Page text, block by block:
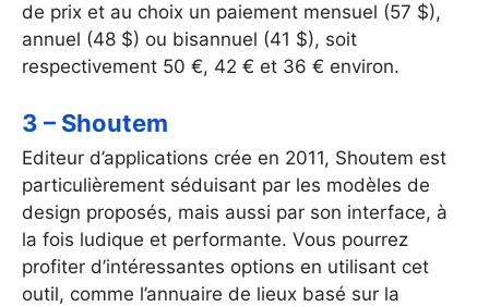
de prix et au choix un paiement mensuel (57 $),
annuel (48 $) ou bisannuel (41 $), soit
respectivement 50 €, 42 € et 36 € environ.
3 – Shoutem
Editeur d’applications crée en 2011, Shoutem est
particulièrement séduisant par les modèles de
design proposés, mais aussi par son interface, à
la fois ludique et performante. Vous pourrez
profiter d’intéressantes options en utilisant cet
outil, comme l’annuaire de lieux basé sur la